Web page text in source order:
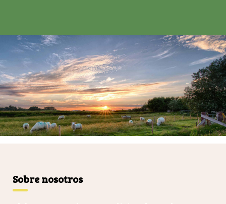
Sobre nosotros